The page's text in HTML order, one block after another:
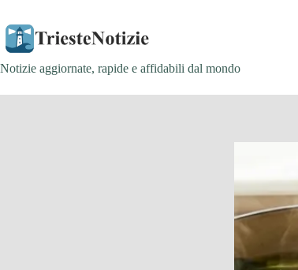
contenuto
Notizie aggiornate, rapide e affidabili dal mondo